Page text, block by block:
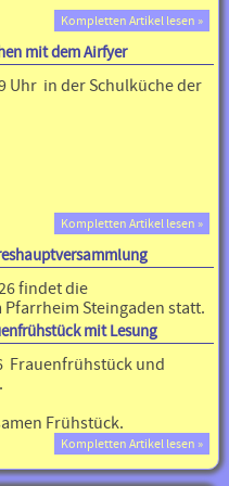
Kompletten Artikel lesen »
mit dem Airfyer
Uhr in der Schulküche der
Kompletten Artikel lesen »
findet die
Steingaden statt.
mit Lesung
Frauenfrühstück und
Frühstück.
Kompletten Artikel lesen »